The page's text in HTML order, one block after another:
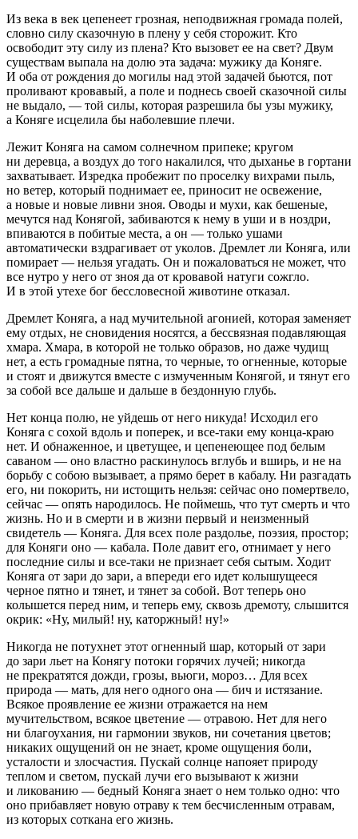
Из века в век цепенеет грозная, неподвижная громада полей,
словно силу сказочную в плену у себя сторожит. Кто
освободит эту силу из плена? Кто вызовет ее на свет? Двум
существам выпала на долю эта задача: мужику да Коняге.
И оба от рождения до могилы над этой задачей бьются, пот
проливают кровавый, а поле и поднесь своей сказочной силы
не выдало, — той силы, которая разрешила бы узы мужику,
а Коняге исцелила бы наболевшие плечи.
Лежит Коняга на самом солнечном припеке; кругом
ни деревца, а воздух до того накалился, что дыханье в гортани
захватывает. Изредка пробежит по проселку вихрами пыль,
но ветер, который поднимает ее, приносит не освежение,
а новые и новые ливни зноя. Оводы и мухи, как бешеные,
мечутся над Конягой, забиваются к нему в уши и в ноздри,
впиваются в побитые места, а он — только ушами
автоматически вздрагивает от уколов. Дремлет ли Коняга, или
помирает — нельзя угадать. Он и пожаловаться не может, что
все нутро у него от зноя да от кровавой натуги сожгло.
И в этой утехе бог бессловесной животине отказал.
Дремлет Коняга, а над мучительной агонией, которая заменяет
ему отдых, не сновидения носятся, а бессвязная подавляющая
хмара. Хмара, в которой не только образов, но даже чудищ
нет, а есть громадные пятна, то черные, то огненные, которые
и стоят и движутся вместе с измученным Конягой, и тянут его
за собой все дальше и дальше в бездонную глубь.
Нет конца полю, не уйдешь от него никуда! Исходил его
Коняга с сохой вдоль и поперек, и все-таки ему конца-краю
нет. И обнаженное, и цветущее, и цепенеющее под белым
саваном — оно властно раскинулось вглубь и вширь, и не на
борьбу с собою вызывает, а прямо берет в кабалу. Ни разгадать
его, ни покорить, ни истощить нельзя: сейчас оно помертвело,
сейчас — опять народилось. Не поймешь, что тут смерть и что
жизнь. Но и в смерти и в жизни первый и неизменный
свидетель — Коняга. Для всех поле раздолье, поэзия, простор;
для Коняги оно — кабала. Поле давит его, отнимает у него
последние силы и все-таки не признает себя сытым. Ходит
Коняга от зари до зари, а впереди его идет колышущееся
черное пятно и тянет, и тянет за собой. Вот теперь оно
колышется перед ним, и теперь ему, сквозь дремоту, слышится
окрик: «Ну, милый! ну, каторжный! ну!»
Никогда не потухнет этот огненный шар, который от зари
до зари льет на Конягу потоки горячих лучей; никогда
не прекратятся дожди, грозы, вьюги, мороз… Для всех
природа — мать, для него одного она — бич и истязание.
Всякое проявление ее жизни отражается на нем
мучительством, всякое цветение — отравою. Нет для него
ни благоухания, ни гармонии звуков, ни сочетания цветов;
никаких ощущений он не знает, кроме ощущения боли,
усталости и злосчастия. Пускай солнце напояет природу
теплом и светом, пускай лучи его вызывают к жизни
и ликованию — бедный Коняга знает о нем только одно: что
оно прибавляет новую отраву к тем бесчисленным отравам,
из которых соткана его жизнь.